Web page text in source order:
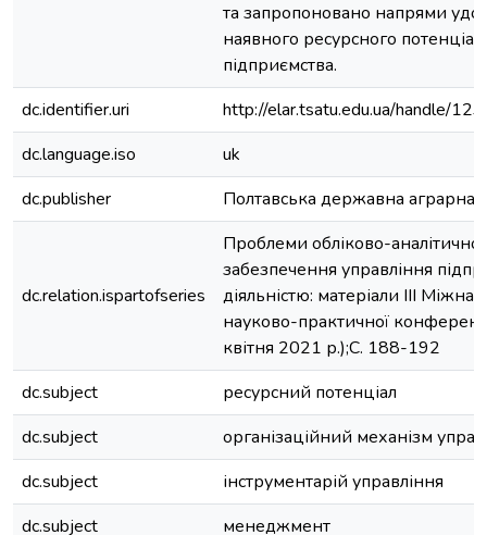
та запропоновано напрями
наявного ресурсного
підприємства.
dc.identifier.uri
http://elar.tsatu.edu.ua/handle/
dc.language.iso
uk
dc.publisher
Полтавська державна аграрна
dc.relation.ispartofseries
Проблеми обліково-
забезпечення управління
діяльністю: матеріали ІІI
науково-практичної
квітня 2021 р.);С. 188-192
dc.subject
ресурсний потенціал
dc.subject
організаційний механізм
dc.subject
інструментарій управління
dc.subject
менеджмент